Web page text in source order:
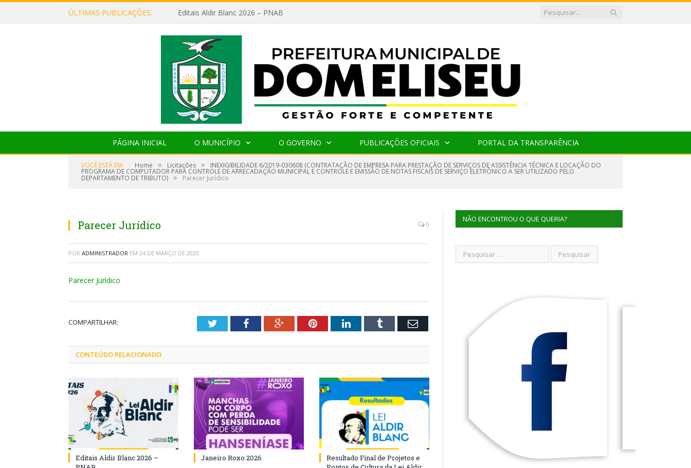
ÚLTIMAS PUBLICAÇÕES: Editais Aldir Blanc 2026 – PNAB
PÁGINA INICIAL O MUNICÍPIO O GOVERNO PUBLICAÇÕES OFICIAIS PORTAL DA TRANSPARÊNCIA
VOCÊ ESTÁ EM: Home » Licitações » INEXIGIBILIDADE 6/2019-030608 (CONTRATAÇÃO DE EMPRESA PARA PRESTAÇÃO DE SERVIÇOS DE ASSISTÊNCIA TÉCNICA E LOCAÇÃO DO
PROGRAMA DE COMPUTADOR PARA CONTROLE DE ARRECADAÇÃO MUNICIPAL E CONTROLE E EMISSÃO DE NOTAS FISCAIS DE SERVIÇO ELETRÔNICO A SER UTILIZADO PELO
DEPARTAMENTO DE TRIBUTO) » Parecer Jurídico
Parecer Jurídico 0
POR ADMINISTRADOR EM 24 DE MARÇO DE 2020
Parecer Jurídico
COMPARTILHAR: TwitterFacebookGoogle+PinterestLinkedInTumblr Email
CONTEÚDO RELACIONADO
Editais Aldir Blanc 2026 –
Janeiro Roxo 2026
Resultado Final de Projetos e
NÃO ENCONTROU O QUE QUERIA?